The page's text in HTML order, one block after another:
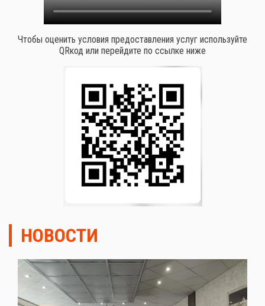
Чтобы оценить условия предоставления услуг используйте
QRкод или перейдите по ссылке ниже
НОВОСТИ